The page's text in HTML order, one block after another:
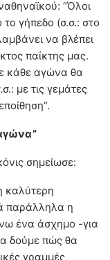
“Όλοι
γήπεδο (σ.σ.: στο
να βλέπει
παίκτης μας.
κάθε αγώνα θα
με τις γεμάτες
σημείωσε:
καλύτερη
παράλληλα η
ένα άσχημο -για
δούμε πώς θα
γραμμές